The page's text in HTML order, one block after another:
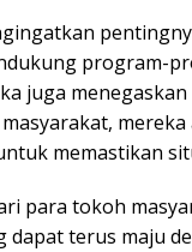
program-
juga
memastikan
para tokoh
terus maju